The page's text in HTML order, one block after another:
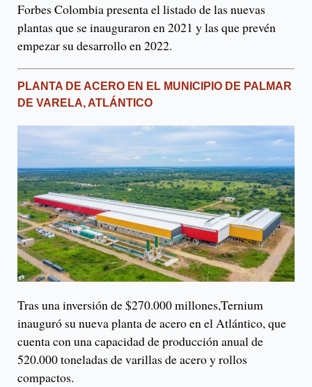
Forbes Colombia presenta el listado de las nuevas
plantas que se inauguraron en 2021 y las que prevén
empezar su desarrollo en 2022.
PLANTA DE ACERO EN EL MUNICIPIO DE PALMAR
DE VARELA, ATLÁNTICO
Tras una inversión de $270.000 millones,Ternium
inauguró su nueva planta de acero en el Atlántico, que
cuenta con una capacidad de producción anual de
520.000 toneladas de varillas de acero y rollos
compactos.